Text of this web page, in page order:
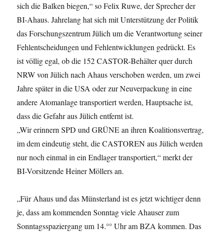
sich die Balken biegen,“ so Felix Ruwe, der Sprecher der
BI-Ahaus. Jahrelang hat sich mit Unterstützung der Politik
das Forschungszentrum Jülich um die Verantwortung seiner
Fehlentscheidungen und Fehlentwicklungen gedrückt. Es
ist völlig egal, ob die 152 CASTOR-Behälter quer durch
NRW von Jülich nach Ahaus verschoben werden, um zwei
Jahre später in die USA oder zur Neuverpackung in eine
andere Atomanlage transportiert werden, Hauptsache ist,
dass die Gefahr aus Jülich entfernt ist.
„Wir erinnern SPD und GRÜNE an ihren Koalitionsvertrag,
im dem eindeutig steht, die CASTOREN aus Jülich werden
nur noch einmal in ein Endlager transportiert,“ merkt der
BI-Vorsitzende Heiner Möllers an.
„Für Ahaus und das Münsterland ist es jetzt wichtiger denn
je, dass am kommenden Sonntag viele Ahauser zum
Sonntagsspaziergang um 14.°° Uhr am BZA kommen. Das